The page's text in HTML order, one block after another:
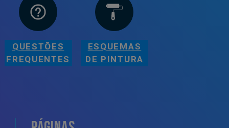
QUESTÕES
FREQUENTES
ESQUEMAS
DE PINTURA